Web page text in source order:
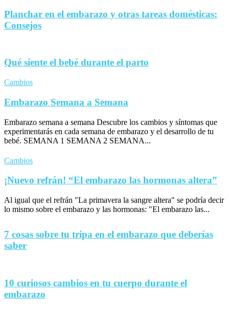
Planchar en el embarazo y otras tareas domésticas:
Consejos
Qué siente el bebé durante el parto
Cambios
Embarazo Semana a Semana
Embarazo semana a semana Descubre los cambios y síntomas que
experimentarás en cada semana de embarazo y el desarrollo de tu
bebé. SEMANA 1 SEMANA 2 SEMANA...
Cambios
¡Nuevo refrán! “El embarazo las hormonas altera”
Al igual que el refrán "La primavera la sangre altera" se podría decir
lo mismo sobre el embarazo y las hormonas: "El embarazo las...
7 cosas sobre tu tripa en el embarazo que deberías
saber
10 curiosos cambios en tu cuerpo durante el
embarazo